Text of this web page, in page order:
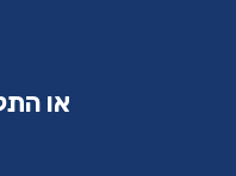
או